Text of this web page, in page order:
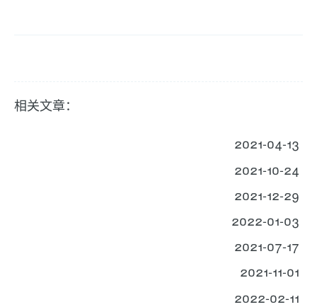
相关文章：
2021-04-13
2021-10-24
2021-12-29
2022-01-03
2021-07-17
2021-11-01
2022-02-11